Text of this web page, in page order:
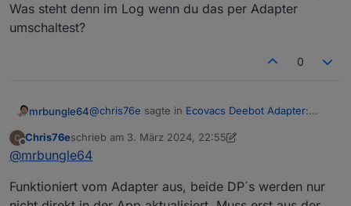
Was steht denn im Log wenn du das per Adapter
umschaltest?
0
mrbungle64@chris76e sagte in Ecovacs Deebot Adapter:
Nach den Infos die mir vorliegen müsste das so
eigentlich (in beide Richtungen) beim T20
Offline
Chris76eschrieb am 3. März 2024, 22:55
zuletzt editiert von Chris76e3. Apr. 2024, 00:00
@mrbungle64
Funktioniert vom Adapter aus, beide DP´s werden nur